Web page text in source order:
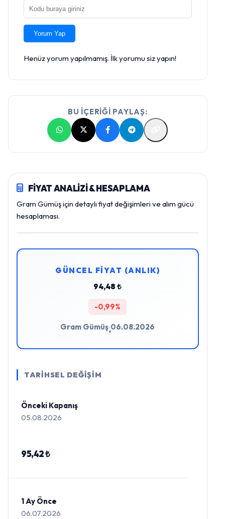
Yorum Yap
Henüz yorum yapılmamış. İlk yorumu siz yapın!
BU İÇERİĞİ PAYLAŞ:
FİYAT ANALİZİ & HESAPLAMA
Gram Gümüş için detaylı fiyat değişimleri ve alım gücü
hesaplaması.
GÜNCEL FİYAT (ANLIK)
94,48 ₺
-0,99%
Gram Gümüş
•
06.08.2026
TARİHSEL DEĞİŞİM
Önceki Kapanış
05.08.2026
95,42 ₺
1 Ay Önce
06.07.2026